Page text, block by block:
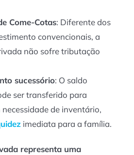
Come-Cotas: Diferente dos
convencionais, a
não sofre tributação
sucessório: O saldo
ser transferido para
necessidade de inventário,
imediata para a família.
representa uma